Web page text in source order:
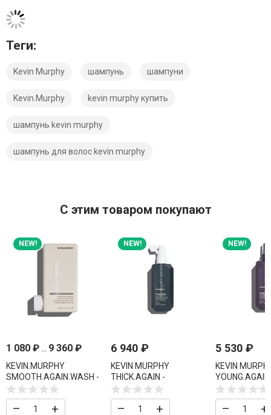
Теги:
Kevin Murphy шампунь шампуни
Kevin.Murphy kevin murphy купить
шампунь kevin murphy
шампунь для волос kevin murphy
C этим товаром покупают
NEW!
1 080 ₽ ... 9 360 ₽
KEVIN.MURPHY
SMOOTH.AGAIN.WASH -
РАЗГЛАЖИВАЮЩИЙ
ШАМПУНЬ
– +
NEW!
6 940 ₽
KEVIN MURPHY
THICK.AGAIN -
НЕСМЫВАЕМЫЙ
КОНДИЦИОНЕР-УХОД
СТИМУЛИРУЮЩИЙ
– +
NEW!
5 530 ₽
KEVIN
ДЛЯ
мл– +